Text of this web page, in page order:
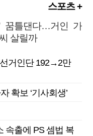
스포츠 +
’ 꿈틀댄다…거인 가
살릴까
거인단 192→2만
확보 ‘기사회생’
속출에 PS 셈법 복